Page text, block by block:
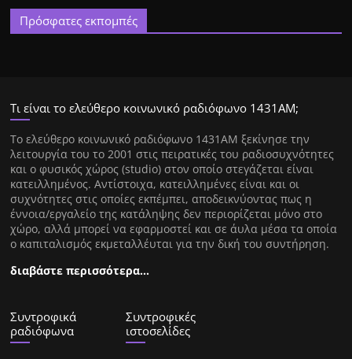
Πρόσφατες εκπομπές
Τι είναι το ελεύθερο κοινωνικό ραδιόφωνο 1431ΑΜ;
Tο ελεύθερο κοινωνικό ραδιόφωνο 1431AM ξεκίνησε την
λειτουργία του το 2001 στις πειρατικές του ραδιοσυχνότητες
και ο φυσικός χώρος (studio) στον οποίο στεγάζεται είναι
κατειλλημένος. Αντίστοιχα, κατειλλημένες είναι και οι
συχνότητες στις οποίες εκπέμπει, αποδεικνύοντας πως η
έννοια/εργαλείο της κατάληψης δεν περιορίζεται μόνο στο
χώρο, αλλά μπορεί να εφαρμοστεί και σε άυλα μέσα τα οποία
ο καπιταλισμός εκμεταλλέυται για την δική του συντήρηση.
διαβάστε περισσότερα…
Συντροφικά
ραδιόφωνα
Συντροφικές
ιστοσελίδες